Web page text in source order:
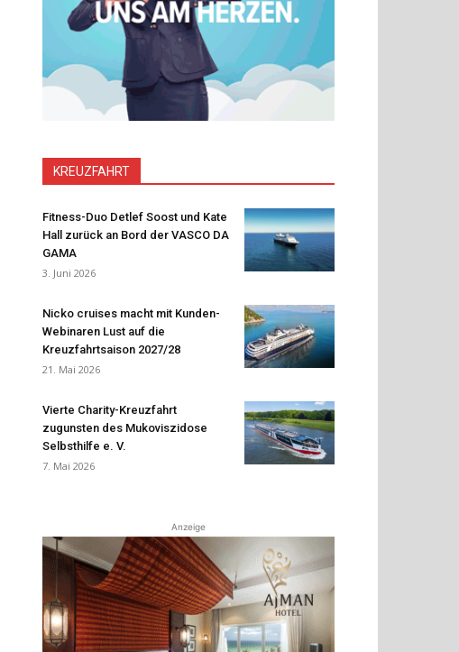
KREUZFAHRT
Fitness-Duo Detlef Soost und Kate
Hall zurück an Bord der VASCO DA
GAMA
3. Juni 2026
Nicko cruises macht mit Kunden-
Webinaren Lust auf die
Kreuzfahrtsaison 2027/28
21. Mai 2026
Vierte Charity-Kreuzfahrt
zugunsten des Mukoviszidose
Selbsthilfe e. V.
7. Mai 2026
Anzeige